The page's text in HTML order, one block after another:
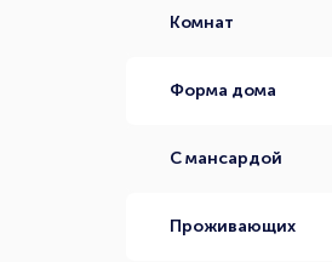
Комнат
Форма дома
С мансардой
Проживающих